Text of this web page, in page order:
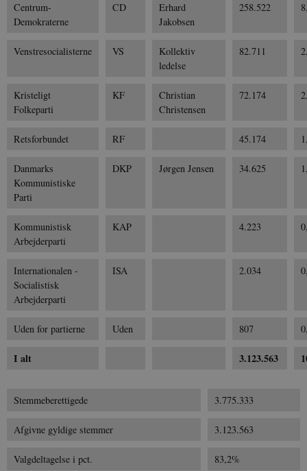
Centrum-
Demokraterne
CD
Erhard
Jakobsen
258.522
Venstresocialisterne VS
Kollektiv
ledelse
82.711
Kristeligt
Folkeparti
KF
Christian
Christensen
72.174
Retsforbundet RF 45.174
Danmarks
Kommunistiske
Parti
DKP Jørgen Jensen 34.625
Kommunistisk
Arbejderparti
KAP 4.223
Internationalen -
Socialistisk
Arbejderparti
ISA 2.034
Uden for partierne Uden 807
I alt 3.123.563
Stemmeberettigede 3.775.333
Afgivne gyldige stemmer 3.123.563
Valgdeltagelse i pct. 83,2%